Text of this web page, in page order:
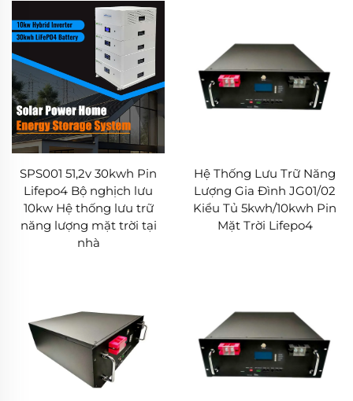
SPS001 51,2v 30kwh Pin
Lifepo4 Bộ nghịch lưu
10kw Hệ thống lưu trữ
năng lượng mặt trời tại
nhà
Hệ Thống Lưu Trữ Năng
Lượng Gia Đình JG01/02
Kiểu Tủ 5kwh/10kwh Pin
Mặt Trời Lifepo4